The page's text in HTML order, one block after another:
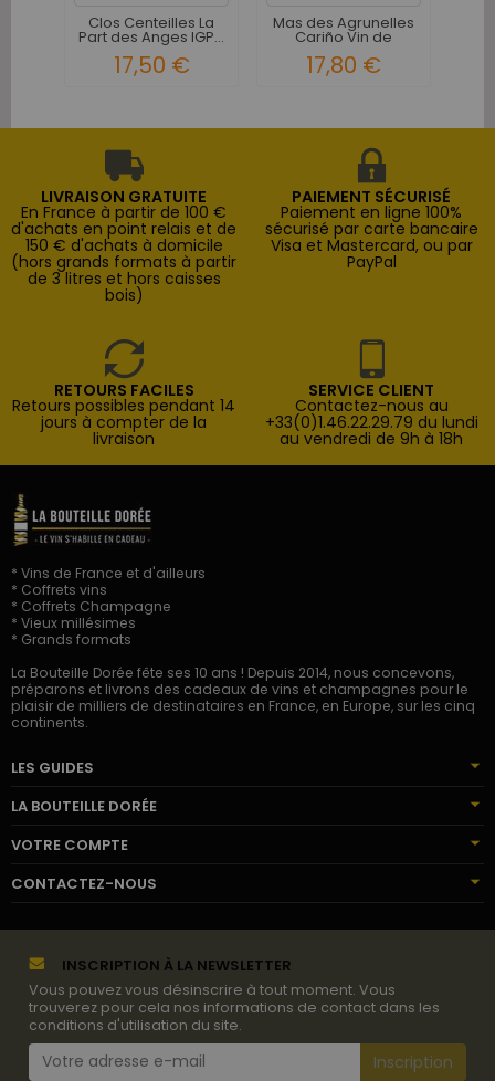
Clos Centeilles La
Part des Anges IGP...
17,50 €
Mas des Agrunelles
Cariño Vin de
17,80 €
LIVRAISON GRATUITE
En France à partir de 100 €
d'achats en point relais et de
150 € d'achats à domicile
(hors grands formats à partir
de 3 litres et hors caisses
bois)
PAIEMENT SÉCURISÉ
Paiement en ligne 100%
sécurisé par carte bancaire
Visa et Mastercard, ou par
PayPal
RETOURS FACILES
Retours possibles pendant 14
jours à compter de la
livraison
SERVICE CLIENT
Contactez-nous au
+33(0)1.46.22.29.79 du lundi
au vendredi de 9h à 18h
* Vins de France et d'ailleurs
* Coffrets vins
* Coffrets Champagne
* Vieux millésimes
* Grands formats
La Bouteille Dorée fête ses 10 ans ! Depuis 2014, nous concevons,
préparons et livrons des cadeaux de vins et champagnes pour le
plaisir de milliers de destinataires en France, en Europe, sur les cinq
continents.
LES GUIDES
LA BOUTEILLE DORÉE
VOTRE COMPTE
CONTACTEZ-NOUS
INSCRIPTION À LA NEWSLETTER
Vous pouvez vous désinscrire à tout moment. Vous
trouverez pour cela nos informations de contact dans les
conditions d'utilisation du site.